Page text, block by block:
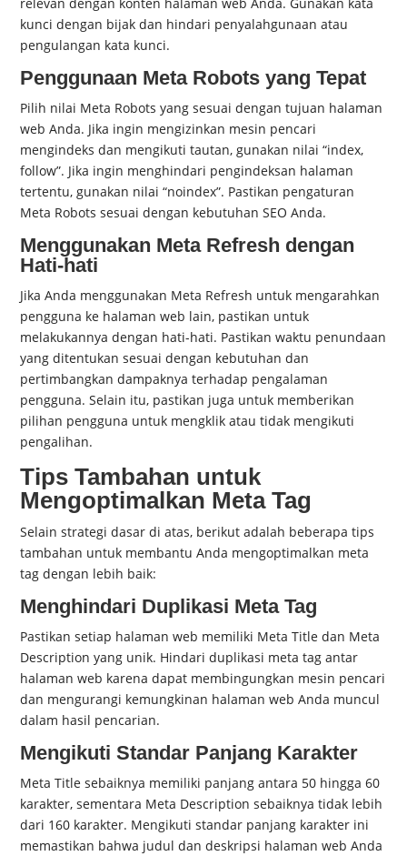
relevan dengan konten halaman web Anda. Gunakan kata
kunci dengan bijak dan hindari penyalahgunaan atau
pengulangan kata kunci.
Penggunaan Meta Robots yang Tepat
Pilih nilai Meta Robots yang sesuai dengan tujuan halaman
web Anda. Jika ingin mengizinkan mesin pencari
mengindeks dan mengikuti tautan, gunakan nilai “index,
follow”. Jika ingin menghindari pengindeksan halaman
tertentu, gunakan nilai “noindex”. Pastikan pengaturan
Meta Robots sesuai dengan kebutuhan SEO Anda.
Menggunakan Meta Refresh dengan
Hati-hati
Jika Anda menggunakan Meta Refresh untuk mengarahkan
pengguna ke halaman web lain, pastikan untuk
melakukannya dengan hati-hati. Pastikan waktu penundaan
yang ditentukan sesuai dengan kebutuhan dan
pertimbangkan dampaknya terhadap pengalaman
pengguna. Selain itu, pastikan juga untuk memberikan
pilihan pengguna untuk mengklik atau tidak mengikuti
pengalihan.
Tips Tambahan untuk
Mengoptimalkan Meta Tag
Selain strategi dasar di atas, berikut adalah beberapa tips
tambahan untuk membantu Anda mengoptimalkan meta
tag dengan lebih baik:
Menghindari Duplikasi Meta Tag
Pastikan setiap halaman web memiliki Meta Title dan Meta
Description yang unik. Hindari duplikasi meta tag antar
halaman web karena dapat membingungkan mesin pencari
dan mengurangi kemungkinan halaman web Anda muncul
dalam hasil pencarian.
Mengikuti Standar Panjang Karakter
Meta Title sebaiknya memiliki panjang antara 50 hingga 60
karakter, sementara Meta Description sebaiknya tidak lebih
dari 160 karakter. Mengikuti standar panjang karakter ini
memastikan bahwa judul dan deskripsi halaman web Anda